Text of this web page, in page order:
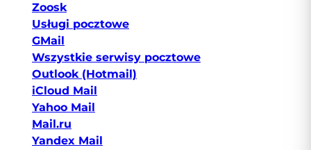
Zoosk
Usługi pocztowe
GMail
Wszystkie serwisy pocztowe
Outlook (Hotmail)
iCloud Mail
Yahoo Mail
Mail.ru
Yandex Mail